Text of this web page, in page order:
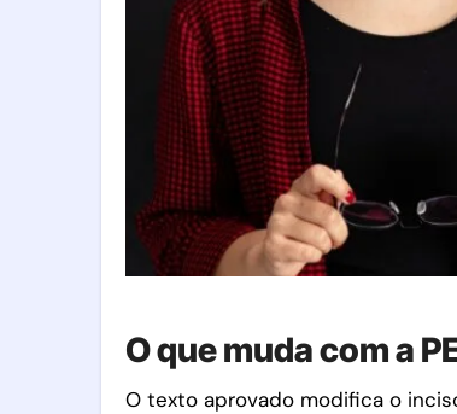
O que muda com a
O texto aprovado modifica o